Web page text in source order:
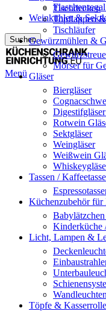
Weinkühler &
Suchen
Menü
Tischdecken
Topflappen
Tischläufer
Gewürzmühlen &
Mörser für
Gläser
Biergläser
Rotwein
Sektgläser
Weingläser
Weißwein
Tassen /
Küchenzubehör
Kinderküche
Licht, Lampen &
Wandleuchten
Töpfe &